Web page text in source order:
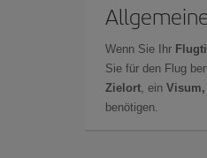
Wenn Sie Ihr
Sie für den Flug
Zielort, ein Visum,
benötigen.